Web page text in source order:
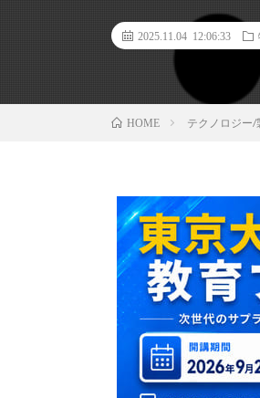
2025.11.04 12:06:33
HOME テクノロジー/